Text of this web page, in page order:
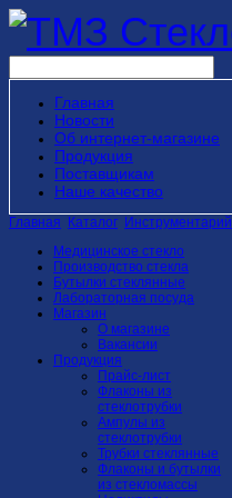
Главная
Новости
Об интернет-магазине
Продукция
Поставщикам
Наше качество
Главная Каталог Инструментарий
Медицинское стекло
Производство стекла
Бутылки стеклянные
Лабораторная посуда
Магазин
О магазине
Вакансии
Продукция
Прайс-лист
Флаконы из
стеклотрубки
Ампулы из
стеклотрубки
Трубки стеклянные
Флаконы и бутылки
из стекломассы